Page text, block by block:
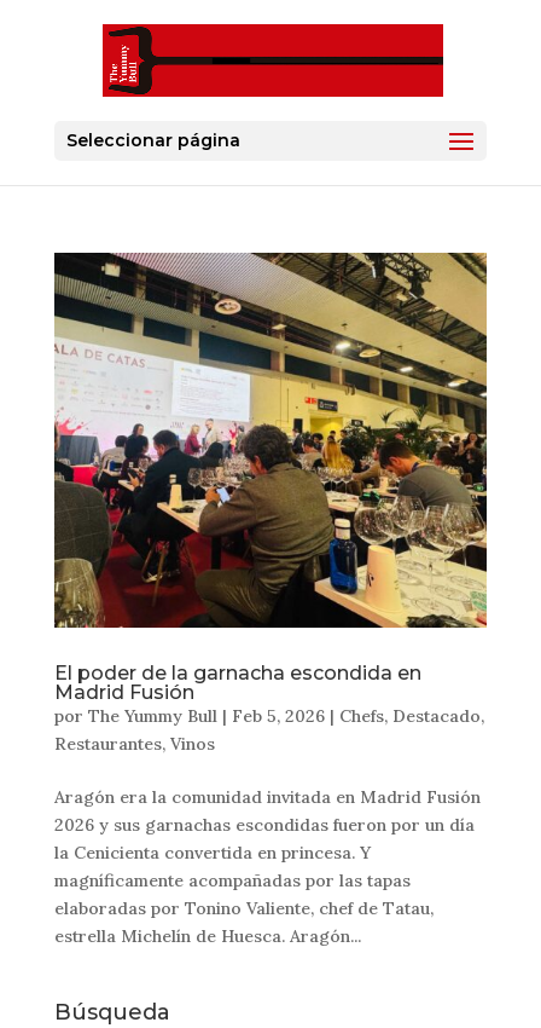
Seleccionar página
El poder de la garnacha escondida en
Madrid Fusión
por The Yummy Bull| Feb 5, 2026| Chefs, Destacado,
Restaurantes, Vinos
Aragón era la comunidad invitada en Madrid Fusión
2026 y sus garnachas escondidas fueron por un día
la Cenicienta convertida en princesa. Y
magníficamente acompañadas por las tapas
elaboradas por Tonino Valiente, chef de Tatau,
estrella Michelín de Huesca. Aragón...
Búsqueda